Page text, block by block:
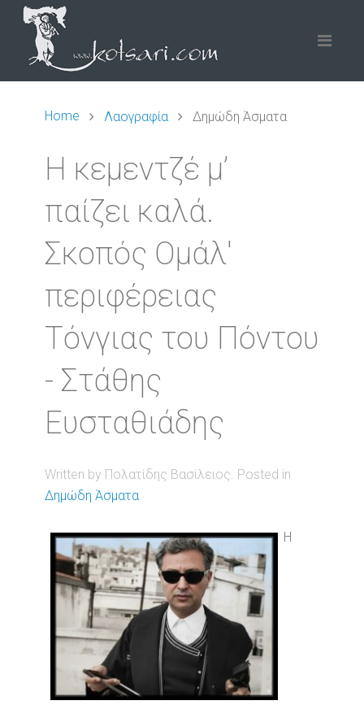
Home Λαογραφία Δημώδη Άσματα
Η κεμεντζέ μ’
παίζει καλά.
Σκοπός Ομάλ'
περιφέρειας
Τόνγιας του Πόντου
- Στάθης
Ευσταθιάδης
Written by Πολατίδης Βασίλειος. Posted in
Δημώδη Άσματα
Η